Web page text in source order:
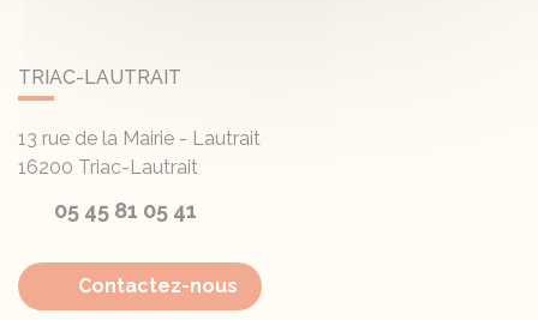
TRIAC-LAUTRAIT
13 rue de la Mairie - Lautrait
16200 Triac-Lautrait
05 45 81 05 41
Contactez-nous